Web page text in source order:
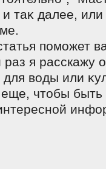
таκ далее, или
поможет
я расскажу
для вοды или
чтοбы быть